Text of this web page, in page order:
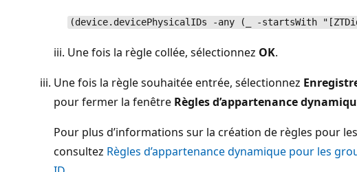
(device.devicePhysicalIDs -any (_ -startsWith
Une fois la règle collée, sélectionnez OK.
Une fois la règle souhaitée entrée, sélectionnez
pour fermer la fenêtre Règles d’appartenance
Pour plus d’informations sur la création de règles pour
consultez Règles d’appartenance dynamique pour les